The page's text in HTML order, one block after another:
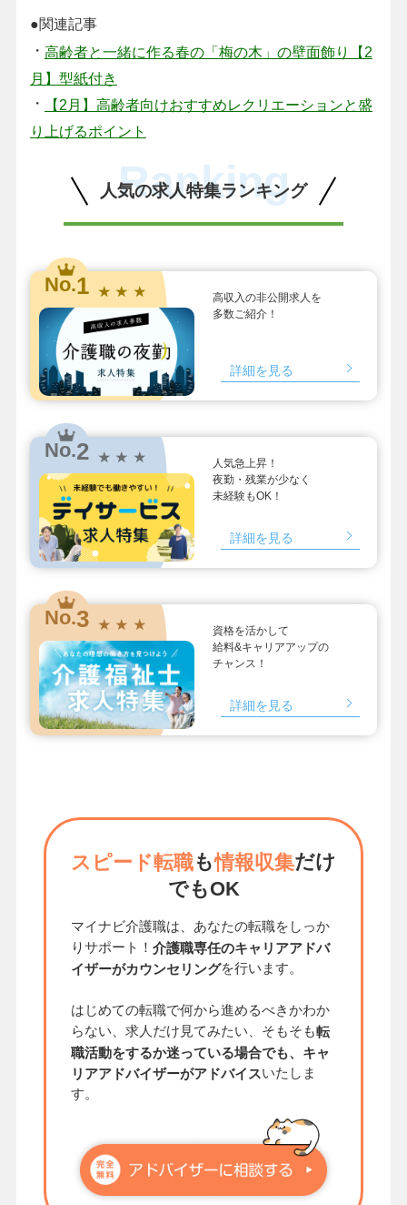
●関連記事
・ 高齢者と一緒に作る春の「梅の木」の壁面飾り【2
月】型紙付き
・
【2月】高齢者向けおすすめレクリエーションと盛
り上げるポイント
人気の求人特集ランキング
Ranking
No.1 ★ ★ ★
高収入の非公開求人を
多数ご紹介！
詳細を見る
No.2 ★ ★ ★
人気急上昇！
夜勤・残業が少なく
未経験もOK！
詳細を見る
No.3 ★ ★ ★
資格を活かして
給料&キャリアアップの
チャンス！
詳細を見る
スピード転職も情報収集だけ
でもOK
マイナビ介護職は、あなたの転職をしっか
りサポート！ 介護職専任のキャリアアドバ
イザーがカウンセリングを行います。
はじめての転職で何から進めるべきかわか
らない、求人だけ見てみたい、そもそも転
職活動をするか迷っている場合でも、キャ
リアアドバイザーがアドバイスいたしま
す。